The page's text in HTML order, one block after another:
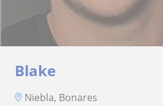
Blake
Niebla, Bonares